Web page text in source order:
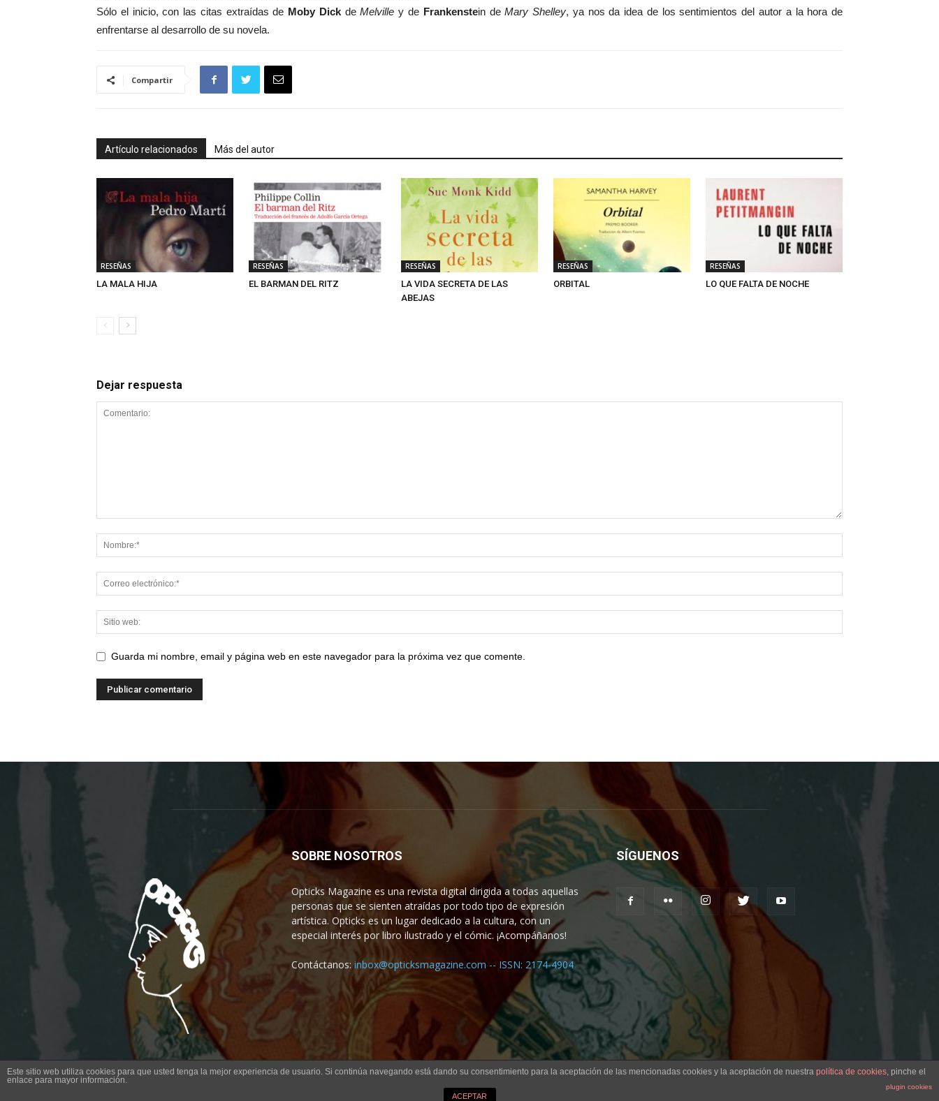
Sólo el inicio, con las citas extraídas de Moby DickdeMelville y de Frankenstein deMary Shelley, ya nos da idea de los sentimientos del autor a la hora de
enfrentarse al desarrollo de su novela.
Compartir
Artículo relacionados Más del autor
RESEÑAS
LA MALA HIJA
RESEÑAS
EL BARMAN DEL RITZ
RESEÑAS
LA VIDA SECRETA DE LAS
ABEJAS
RESEÑAS
ORBITAL
RESEÑAS
LO QUE FALTA DE NOCHE
Dejar respuesta
Guarda mi nombre, email y página web en este navegador para la próxima vez que comente.
SOBRE NOSOTROS
Opticks Magazine es una revista digital dirigida a todas aquellas
personas que se sienten atraídas por todo tipo de expresión
artística. Opticks es un lugar dedicado a la cultura, con un
especial interés por libro ilustrado y el cómic. ¡Acompáñanos!
Contáctanos:inbox@opticksmagazine.com -- ISSN: 2174-4904
SÍGUENOS
Este sitio web utiliza cookies para que usted tenga la mejor experiencia de usuario. Si continúa navegando está dando su consentimiento para la aceptación de las mencionadas cookies y la aceptación de nuestra política de cookies, pinche el
enlace para mayor información.
plugin cookies
ACEPTAR